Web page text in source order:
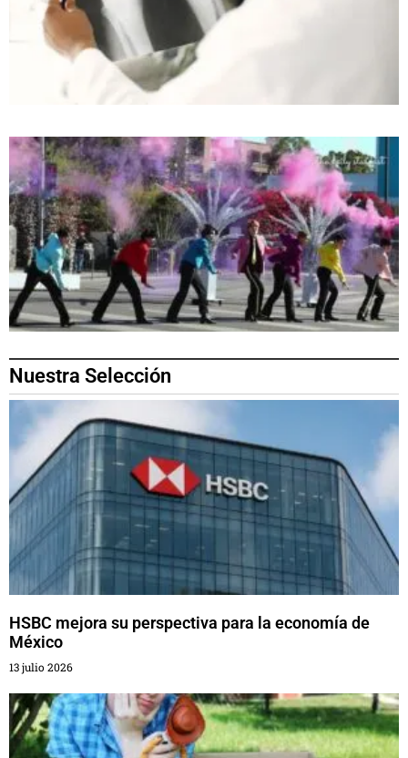
Nuestra Selección
HSBC mejora su perspectiva para la economía de
México
13 julio 2026